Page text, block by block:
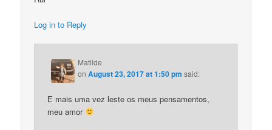
Log in to Reply
Matilde
onAugust 23, 2017 at 1:50 pm said:
E mais uma vez leste os meus pensamentos,
meu amor